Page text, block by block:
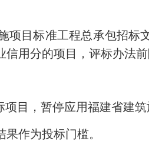
目标准工程总承包招标
用分的项目，评标办法
，暂停应用福建省建筑
作为投标门槛。